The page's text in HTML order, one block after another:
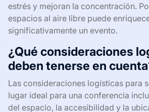
estrés y mejoran la concentración.
espacios al aire libre puede
significativamente un evento.
¿Qué consideraciones
deben tenerse en
Las consideraciones logísticas para
lugar ideal para una conferencia
del espacio, la accesibilidad y la